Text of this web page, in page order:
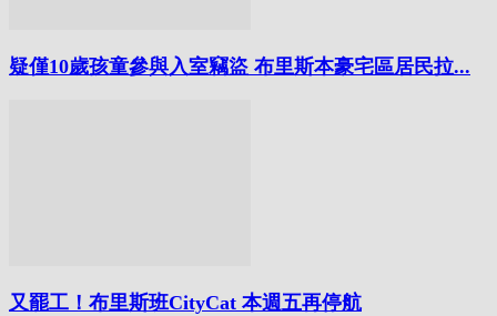
疑僅10歲孩童參與入室竊盜 布里斯本豪宅區居民拉...
又罷工！布里斯班CityCat 本週五再停航